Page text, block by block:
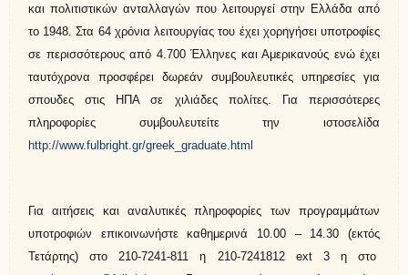
και πολιτιστικών ανταλλαγών που λειτουργεί στην Ελλάδα από
το 1948. Στα 64 χρόνια λειτουργίας του έχει χορηγήσει υποτροφίες
σε περισσότερους από 4.700 Έλληνες και Αμερικανούς ενώ έχει
ταυτόχρονα προσφέρει δωρεάν συμβουλευτικές υπηρεσίες για
σπουδες στις ΗΠΑ σε χιλιάδες πολίτες. Για περισσότερες
πληροφορίες συμβουλευτείτε την ιστοσελίδα
http://www.fulbright.gr/greek_graduate.html
Για αιτήσεις και αναλυτικές πληροφορίες των προγραμμάτων
υποτροφιών επικοινωνήστε καθημερινά 10.00 – 14.30 (εκτός
Τετάρτης) στο 210-7241-811 η 210-7241812 ext3 η στο